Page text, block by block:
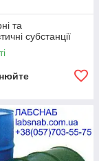
та
субстанції